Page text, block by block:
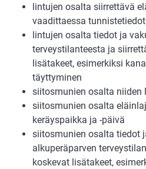
lintujen osalta siirrettävä
vaadittaessa tunnistetiedot
lintujen osalta tiedot ja
terveystilanteesta ja
lisätakeet, esimerkiksi
täyttyminen
siitosmunien osalta niiden
siitosmunien osalta
keräyspaikka ja -päivä
siitosmunien osalta tiedot
alkuperäparven
koskevat lisätakeet,